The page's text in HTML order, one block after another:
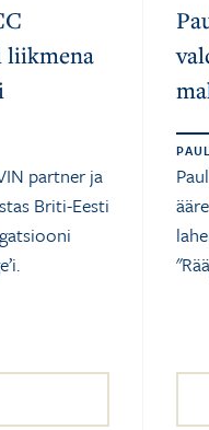
liikmena
partner ja
Briti-Eesti